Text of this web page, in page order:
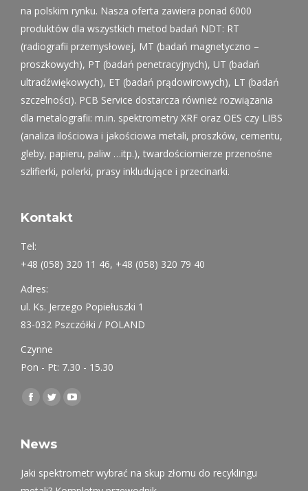
na polskim rynku. Nasza oferta zawiera ponad 6000
produktów dla wszystkich metod badań NDT: RT
(radiografii przemysłowej, MT (badań magnetyczno –
proszkowych), PT (badań penetracyjnych), UT (badań
ultradźwiękowych), ET (badań prądowirowych), LT (badań
szczelności). PCB Service dostarcza również rozwiązania
dla metalografii: m.in. spektrometry XRF oraz OES czy LIBS
(analiza ilościowa i jakościowa metali, proszków, cementu,
gleby, papieru, paliw …itp.), twardościomierze przenośne
szlifierki, polerki, prasy inkludujące i przecinarki.
Kontakt
Tel:
+48 (058) 320 11 46, +48 (058) 320 79 40
Adres:
ul. Ks. Jerzego Popiełuszki 1
83-032 Pszczółki / POLAND
Czynne
Pon - Pt: 7.30 - 15.30
Find us on:
Facebook
opens
new
Twitter
opens
new
YouTube
new
News
Jaki spektrometr wybrać na skup złomu do recyklingu